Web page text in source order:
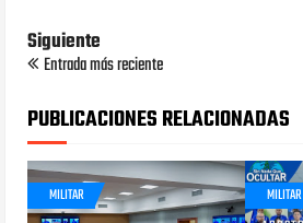
Siguiente
Entrada más reciente
PUBLICACIONES RELACIONADAS
MILITAR MILITAR